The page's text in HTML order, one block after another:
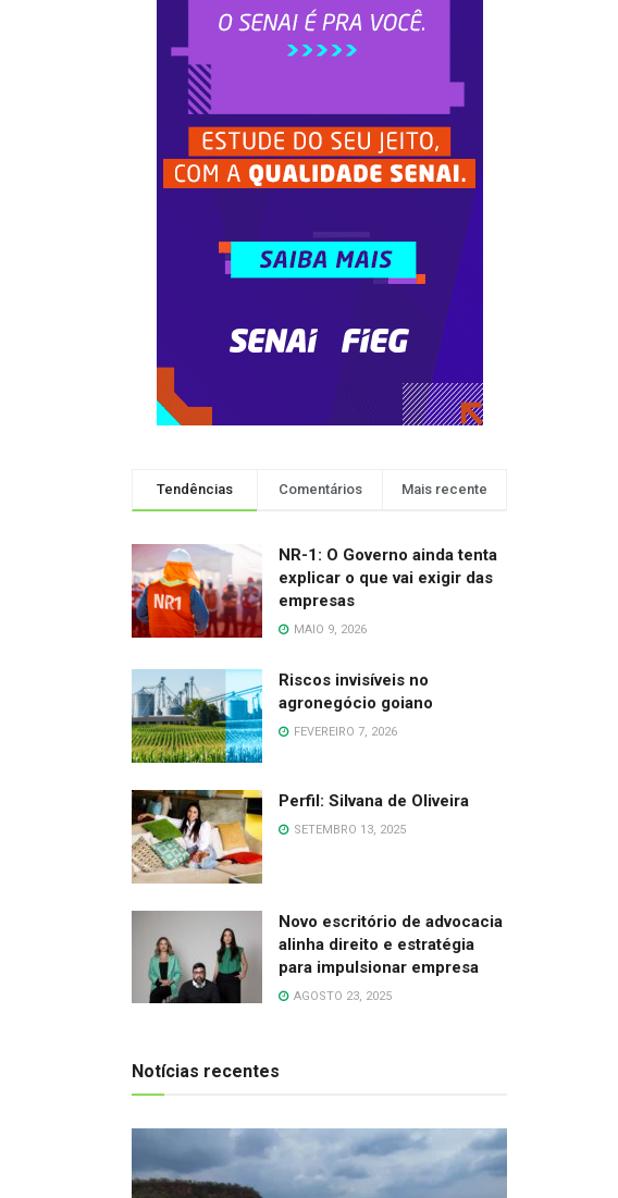
Tendências Comentários Mais recente
NR-1: O Governo ainda tenta
explicar o que vai exigir das
empresas
MAIO 9, 2026
Riscos invisíveis no
agronegócio goiano
FEVEREIRO 7, 2026
Perfil: Silvana de Oliveira
SETEMBRO 13, 2025
Novo escritório de advocacia
alinha direito e estratégia
para impulsionar empresa
AGOSTO 23, 2025
Notícias recentes